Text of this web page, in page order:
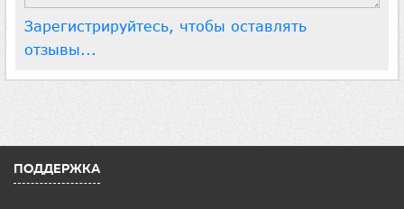
Зарегистрируйтесь, чтобы оставлять
отзывы...
ПОДДЕРЖКА